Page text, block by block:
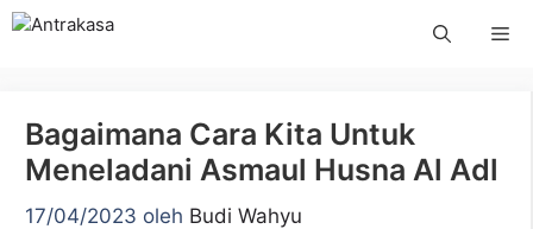
Langsung
Bagaimana Cara Kita Untuk
Meneladani Asmaul Husna Al Adl
17/04/2023 oleh Budi Wahyu